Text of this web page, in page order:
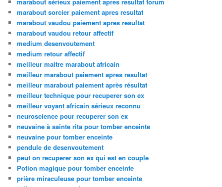
marabout sorcier paiement apres resultat
marabout vaudou paiement apres resultat
marabout vaudou retour affectif
medium desenvoutement
medium retour affectif
meilleur maitre marabout africain
meilleur marabout paiement apres resultat
meilleur marabout paiement après résultat
meilleur technique pour recuperer son ex
meilleur voyant africain sérieux reconnu
neuroscience pour recuperer son ex
neuvaine à sainte rita pour tomber enceinte
neuvaine pour tomber enceinte
pendule de desenvoutement
peut on recuperer son ex qui est en couple
Potion magique pour tomber enceinte
prière miraculeuse pour tomber enceinte